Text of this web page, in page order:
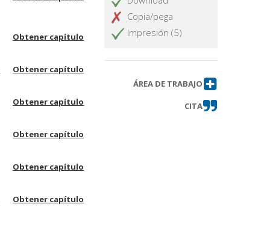
Obtener capítulo
Obtener capítulo
Obtener capítulo
Obtener capítulo
Obtener capítulo
Obtener capítulo
Copia/pega
Impresión (5)
ÁREA DE TRABAJO
CITA